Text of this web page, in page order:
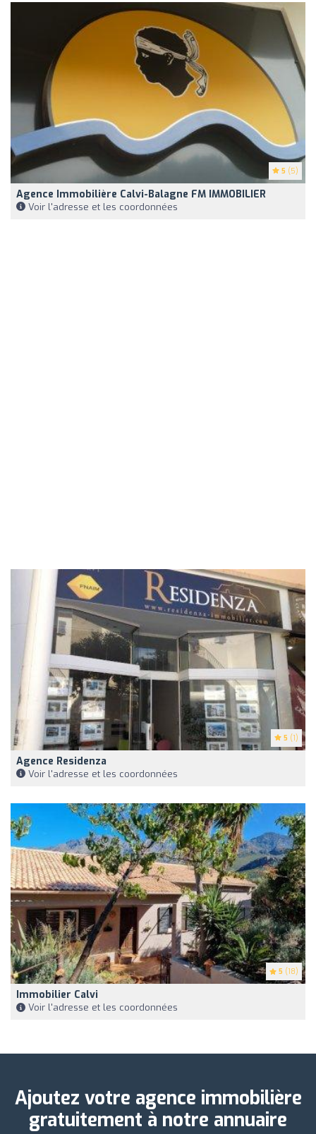
5 (5)
Agence Immobilière Calvi-Balagne FM IMMOBILIER
Voir l'adresse et les coordonnées
5 (1)
Agence Residenza
Voir l'adresse et les coordonnées
5 (18)
Immobilier Calvi
Voir l'adresse et les coordonnées
Ajoutez votre agence immobilière
gratuitement à notre annuaire